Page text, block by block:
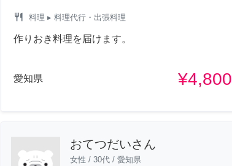
restaurant 料理 ▸ 料理代行・出張料理
作りおき料理を届けます。
愛知県 ¥4,800
おてつだいさん
女性 / 30代 / 愛知県